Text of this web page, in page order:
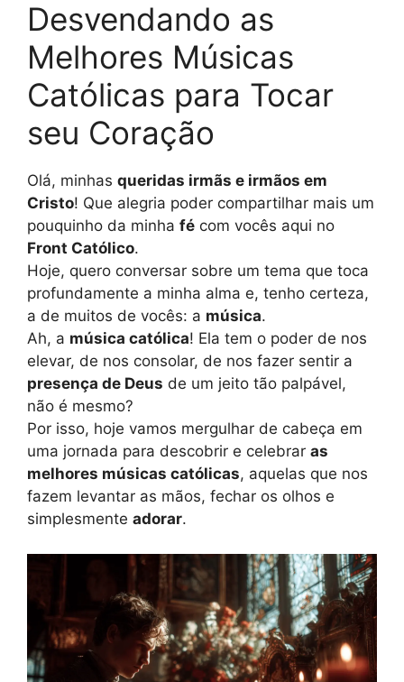
Desvendando as
Melhores Músicas
Católicas para Tocar
seu Coração
Olá, minhas queridas irmãs e irmãos em
Cristo! Que alegria poder compartilhar mais um
pouquinho da minha fé com vocês aqui no
Front Católico.
Hoje, quero conversar sobre um tema que toca
profundamente a minha alma e, tenho certeza,
a de muitos de vocês: a música.
Ah, a música católica! Ela tem o poder de nos
elevar, de nos consolar, de nos fazer sentir a
presença de Deus de um jeito tão palpável,
não é mesmo?
Por isso, hoje vamos mergulhar de cabeça em
uma jornada para descobrir e celebrar as
melhores músicas católicas, aquelas que nos
fazem levantar as mãos, fechar os olhos e
simplesmente adorar.